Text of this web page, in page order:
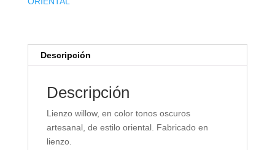
Descripción
Descripción
Lienzo willow, en color tonos oscuros
artesanal, de estilo oriental. Fabricado en
lienzo.